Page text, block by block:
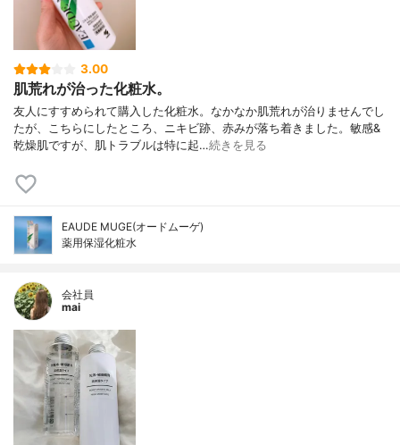
3.00
肌荒れが治った化粧水。
友人にすすめられて購入した化粧水。なかなか肌荒れが治りませんでし
たが、こちらにしたところ、ニキビ跡、赤みが落ち着きました。敏感&
乾燥肌ですが、肌トラブルは特に起…続きを見る
EAUDE MUGE(オードムーゲ)
薬用保湿化粧水
会社員
mai